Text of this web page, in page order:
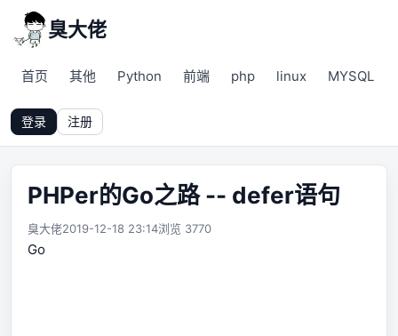
臭大佬
首页 其他 Python 前端 php linux MYSQL
登录 注册
PHPer的Go之路 -- defer语句
臭大佬2019-12-18 23:14浏览 3770
Go